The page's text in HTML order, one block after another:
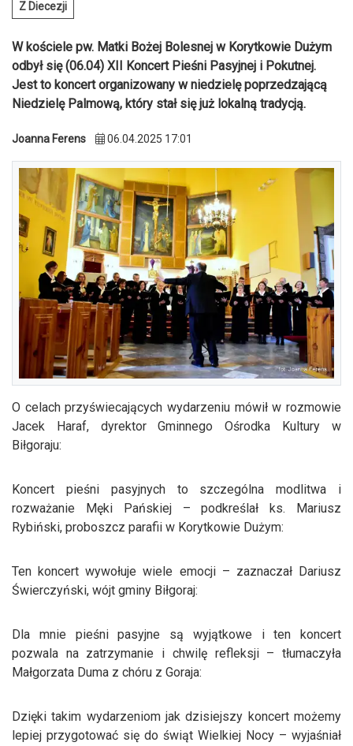
Z Diecezji
W kościele pw. Matki Bożej Bolesnej w Korytkowie Dużym
odbył się (06.04) XII Koncert Pieśni Pasyjnej i Pokutnej.
Jest to koncert organizowany w niedzielę poprzedzającą
Niedzielę Palmową, który stał się już lokalną tradycją.
Joanna Ferens 06.04.2025 17:01
O celach przyświecających wydarzeniu mówił w rozmowie
Jacek Haraf, dyrektor Gminnego Ośrodka Kultury w
Biłgoraju:
Koncert pieśni pasyjnych to szczególna modlitwa i
rozważanie Męki Pańskiej – podkreślał ks. Mariusz
Rybiński, proboszcz parafii w Korytkowie Dużym:
Ten koncert wywołuje wiele emocji – zaznaczał Dariusz
Świerczyński, wójt gminy Biłgoraj:
Dla mnie pieśni pasyjne są wyjątkowe i ten koncert
pozwala na zatrzymanie i chwilę refleksji – tłumaczyła
Małgorzata Duma z chóru z Goraja:
Dzięki takim wydarzeniom jak dzisiejszy koncert możemy
lepiej przygotować się do świąt Wielkiej Nocy – wyjaśniał